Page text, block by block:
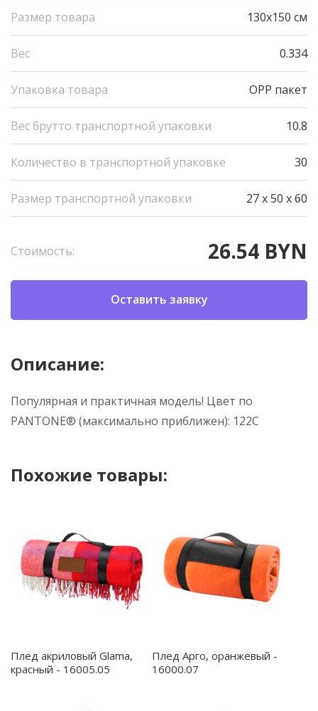
Размер товара 130х150 см
Вес 0.334
Упаковка товара OPP пакет
Вес брутто транспортной упаковки 10.8
Количество в транспортной упаковке 30
Размер транспортной упаковки 27 x 50 x 60
Стоимость: 26.54 BYN
Оставить заявку
Описание:
Популярная и практичная модель! Цвет по
PANTONE® (максимально приближен): 122С
Похожие товары:
Плед акриловый Glama,
красный - 16005.05
Плед Арго, оранжевый -
16000.07